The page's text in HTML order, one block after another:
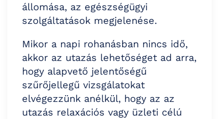
állomása, az egészségügyi
szolgáltatások megjelenése.
Mikor a napi rohanásban nincs idő,
akkor az utazás lehetőséget ad arra,
hogy alapvető jelentőségű
szűrőjellegű vizsgálatokat
elvégezzünk anélkül, hogy az az
utazás relaxációs vagy üzleti célú